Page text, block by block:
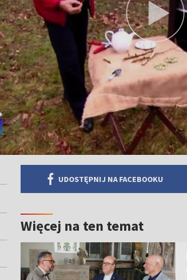
UDOSTĘPNIJ NA FACEBOOKU
Więcej na ten temat